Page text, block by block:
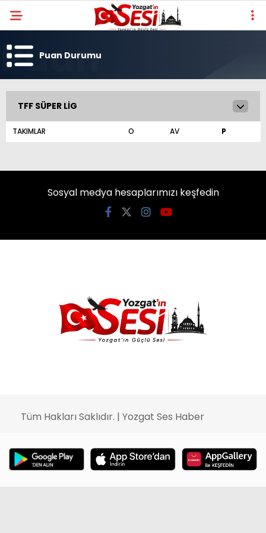
Puan Durumu
TFF SÜPER LIG
TAKIMLAR O AV P
Sosyal medya hesaplarımızı keşfedin
Tüm Hakları Saklıdır. | Yozgat Ses Haber